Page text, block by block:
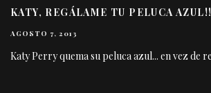
KATY, REGÁLAME TU PELUCA AZUL!!
AGOSTO 7, 2013
Katy Perry quema su peluca azul... en vez de